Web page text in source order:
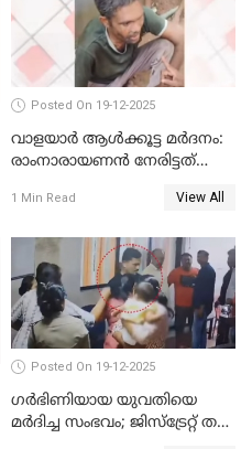
Posted On 19-12-2025
വാളയാർ ആൾക്കൂട്ട മർദനം:
രാംനാരായണൻ നേരിട്ടത്
നാൽപ്പതിലേറെ
റിപ്പോർട്ട്
1 Min Read View All
Posted On 19-12-2025
ഗര്‍ഭിണിയായ യുവതിയെ
മര്‍ദിച്ച സംഭവം; ജിസ്‌ട്രേറ്റ് തല